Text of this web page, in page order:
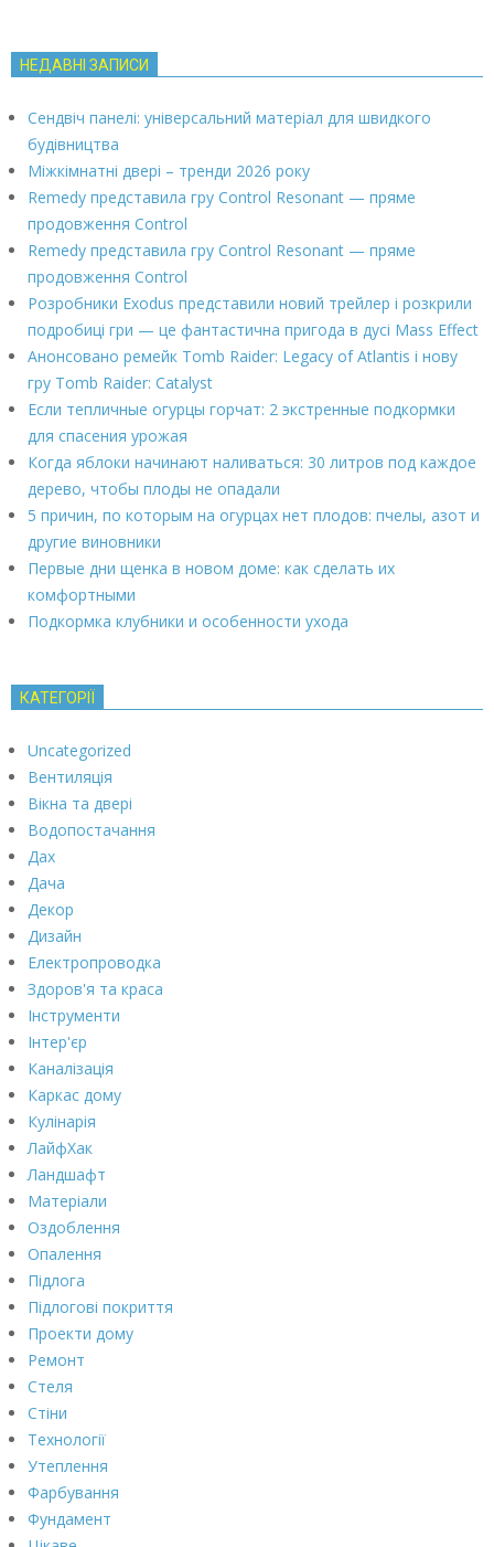
НЕДАВНІ ЗАПИСИ
Сендвіч панелі: універсальний матеріал для швидкого
будівництва
Міжкімнатні двері – тренди 2026 року
Remedy представила гру Control Resonant — пряме
продовження Control
Remedy представила гру Control Resonant — пряме
продовження Control
Розробники Exodus представили новий трейлер і розкрили
подробиці гри — це фантастична пригода в дусі Mass Effect
Анонсовано ремейк Tomb Raider: Legacy of Atlantis і нову
гру Tomb Raider: Catalyst
Если тепличные огурцы горчат: 2 экстренные подкормки
для спасения урожая
Когда яблоки начинают наливаться: 30 литров под каждое
дерево, чтобы плоды не опадали
5 причин, по которым на огурцах нет плодов: пчелы, азот и
другие виновники
Первые дни щенка в новом доме: как сделать их
комфортными
Подкормка клубники и особенности ухода
КАТЕГОРІЇ
Uncategorized
Вентиляція
Вікна та двері
Водопостачання
Дах
Дача
Декор
Дизайн
Електропроводка
Здоров'я та краса
Інструменти
Інтер'єр
Каналізація
Каркас дому
Кулінарія
ЛайфХак
Ландшафт
Матеріали
Оздоблення
Опалення
Підлога
Підлогові покриття
Проекти дому
Ремонт
Стеля
Стіни
Технології
Утеплення
Фарбування
Фундамент